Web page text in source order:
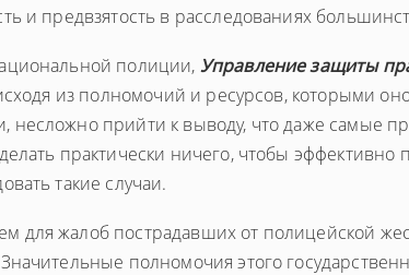
и предвзятость в расследованиях
полиции, Управление защиты
из полномочий и ресурсов, которыми
несложно прийти к выводу, что даже самые
практически ничего, чтобы эффективно
такие случаи.
для жалоб пострадавших от полицейской
полномочия этого